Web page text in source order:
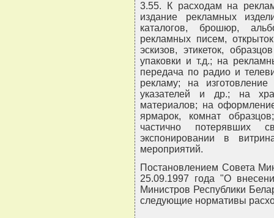
3.55. К расходам на
издание рекламных
каталогов, брошюр,
рекламных писем,
эскизов, этикеток,
упаковки и т.д.; на
передача по радио и
рекламу; на
указателей и др.; на
материалов; на
ярмарок, комнат
частично потерявших
экспонировании в
мероприятий.
Постановлением Совета
25.09.1997 года "О
Министров Республики
следующие нормативы